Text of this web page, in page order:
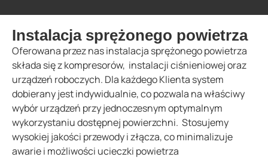
Instalacja sprężonego powietrza
Oferowana przez nas instalacja sprężonego powietrza
składa się z kompresorów, instalacji ciśnieniowej oraz
urządzeń roboczych. Dla każdego Klienta system
dobierany jest indywidualnie, co pozwala na właściwy
wybór urządzeń przy jednoczesnym optymalnym
wykorzystaniu dostępnej powierzchni. Stosujemy
wysokiej jakości przewody i złącza, co minimalizuje
awarie i możliwości ucieczki powietrza